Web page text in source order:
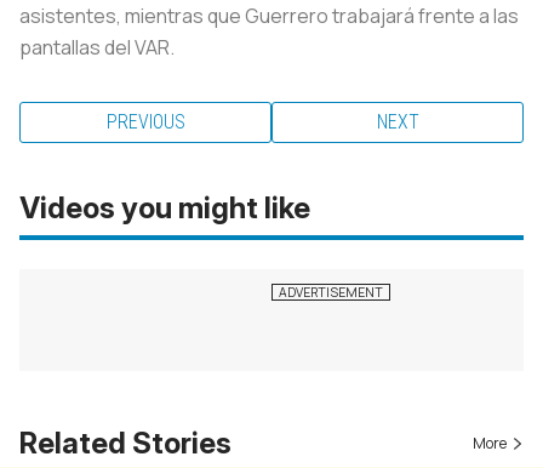
asistentes, mientras que Guerrero trabajará frente a las
pantallas del VAR.
PREVIOUS NEXT
Videos you might like
Related Stories More